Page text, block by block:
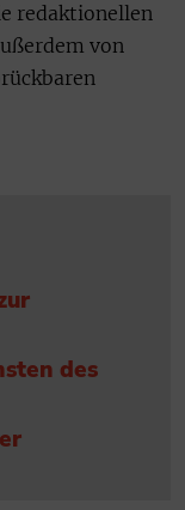
redaktionellen
von
des